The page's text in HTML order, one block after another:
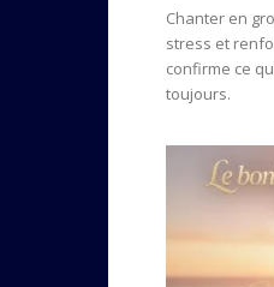
Chanter en
stress et
confirme ce
toujours.